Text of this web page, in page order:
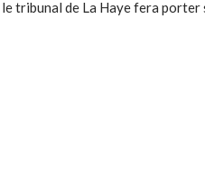
tribunal de La Haye fera porter